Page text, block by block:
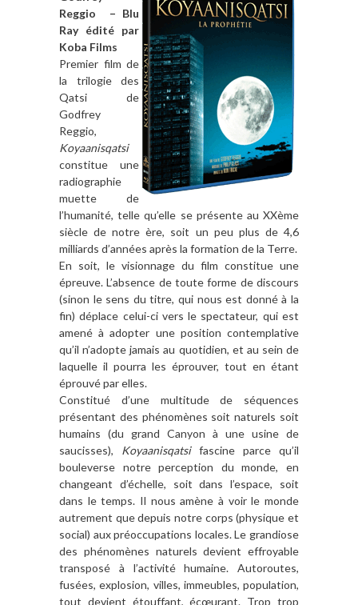
Reggio – Blu
Ray édité par
Koba Films
Premier film de
la trilogie des
Qatsi de
Godfrey
Reggio,
Koyaanisqatsi
constitue une
radiographie
muette de
l’humanité, telle qu’elle se présente au XXème
siècle de notre ère, soit un peu plus de 4,6
milliards d’années après la formation de la Terre.
En soit, le visionnage du film constitue une
épreuve. L’absence de toute forme de discours
(sinon le sens du titre, qui nous est donné à la
fin) déplace celui-ci vers le spectateur, qui est
amené à adopter une position contemplative
qu’il n’adopte jamais au quotidien, et au sein de
laquelle il pourra les éprouver, tout en étant
éprouvé par elles.
Constitué d’une multitude de séquences
présentant des phénomènes soit naturels soit
humains (du grand Canyon à une usine de
saucisses), Koyaanisqatsifascine parce qu’il
bouleverse notre perception du monde, en
changeant d’échelle, soit dans l’espace, soit
dans le temps. Il nous amène à voir le monde
autrement que depuis notre corps (physique et
social) aux préoccupations locales. Le grandiose
des phénomènes naturels devient effroyable
transposé à l’activité humaine. Autoroutes,
fusées, explosion, villes, immeubles, population,
tout devient étouffant, écœurant. Trop trop